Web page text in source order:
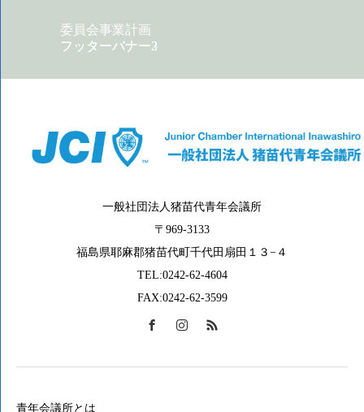
委員会事業計画
フッターバナー2
フッターバナー3
一般社団法人猪苗代青年会議所
〒969-3133
福島県耶麻郡猪苗代町千代田扇田１３−４
TEL:0242-62-4604
FAX:0242-62-3599
青年会議所とは